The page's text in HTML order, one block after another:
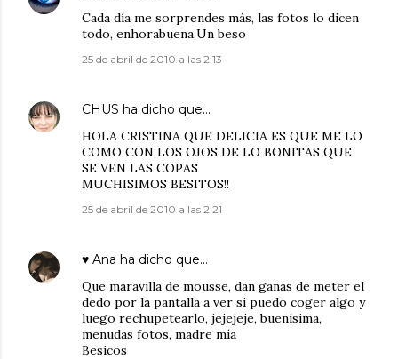
Cada día me sorprendes más, las fotos lo dicen
todo, enhorabuena.Un beso
25 de abril de 2010 a las 2:13
CHUS ha dicho que…
HOLA CRISTINA QUE DELICIA ES QUE ME LO
COMO CON LOS OJOS DE LO BONITAS QUE
SE VEN LAS COPAS
MUCHISIMOS BESITOS!!
25 de abril de 2010 a las 2:21
♥ Ana ha dicho que…
Que maravilla de mousse, dan ganas de meter el
dedo por la pantalla a ver si puedo coger algo y
luego rechupetearlo, jejejeje, buenísima,
menudas fotos, madre mía
Besicos